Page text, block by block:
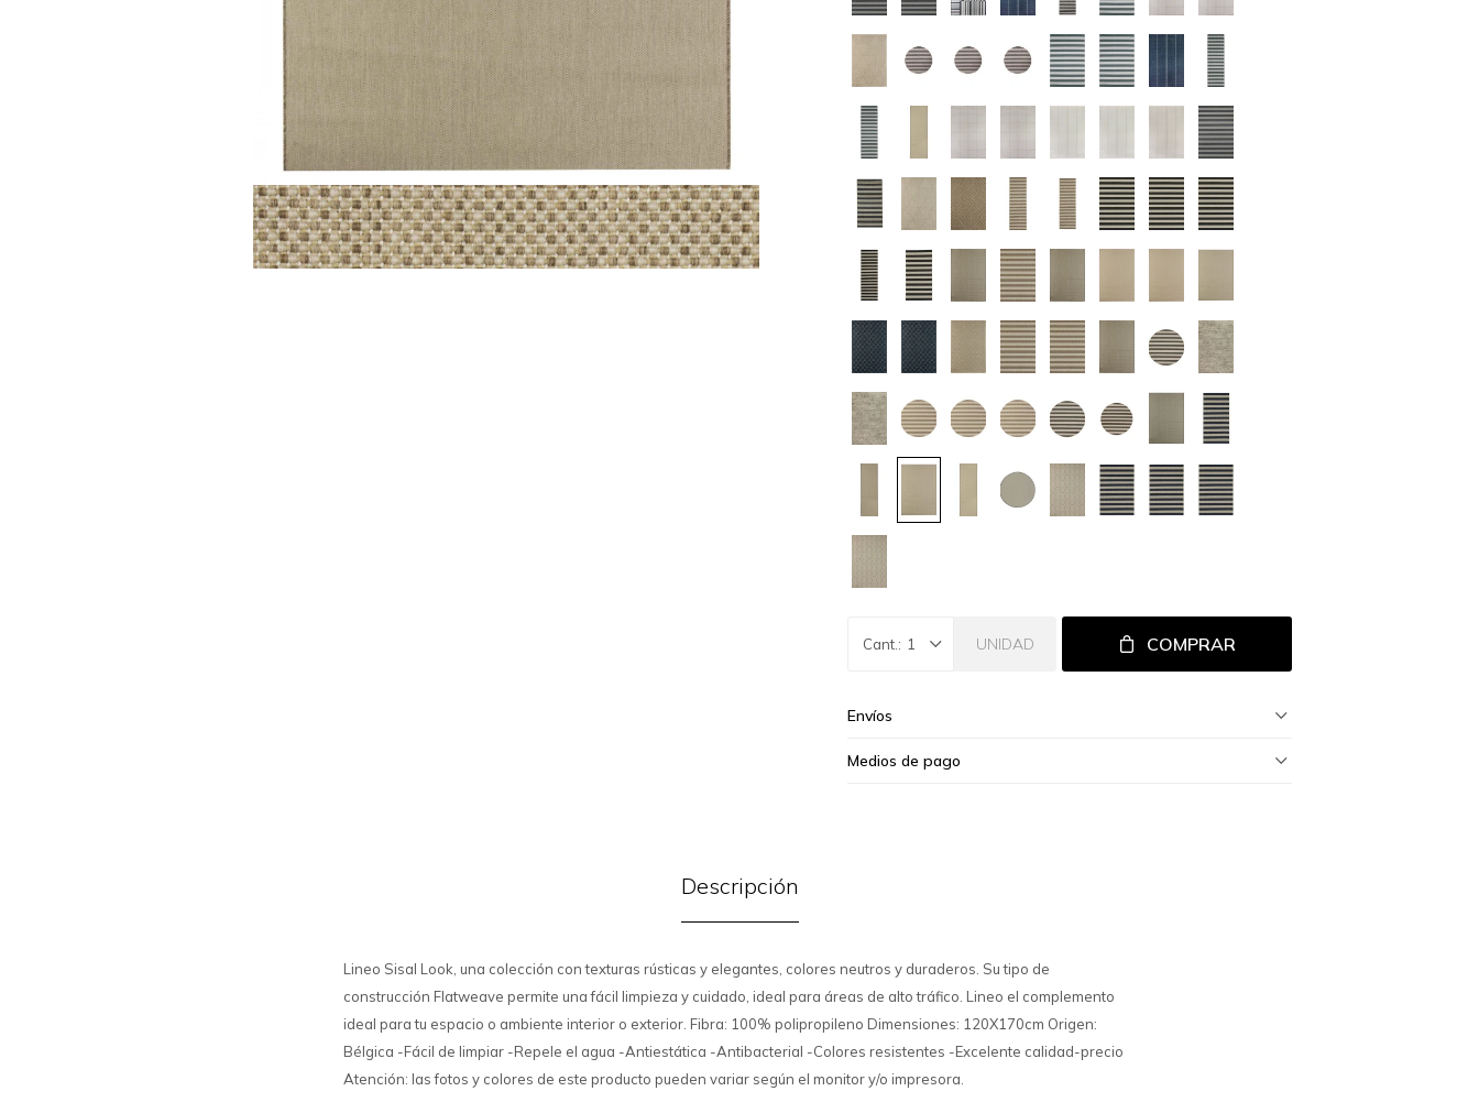
1 UNIDAD COMPRAR
Envíos
Medios de pago
Descripción
Lineo Sisal Look, una colección con texturas rústicas y elegantes, colores neutros y duraderos. Su tipo de
construcción Flatweave permite una fácil limpieza y cuidado, ideal para áreas de alto tráfico. Lineo el complemento
ideal para tu espacio o ambiente interior o exterior. Fibra: 100% polipropileno Dimensiones: 120X170cm Origen:
Bélgica -Fácil de limpiar -Repele el agua -Antiestática -Antibacterial -Colores resistentes -Excelente calidad-precio
Atención: las fotos y colores de este producto pueden variar según el monitor y/o impresora.